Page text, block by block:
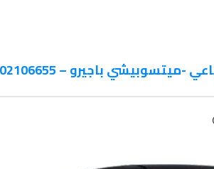
باجيرو – 01102106655